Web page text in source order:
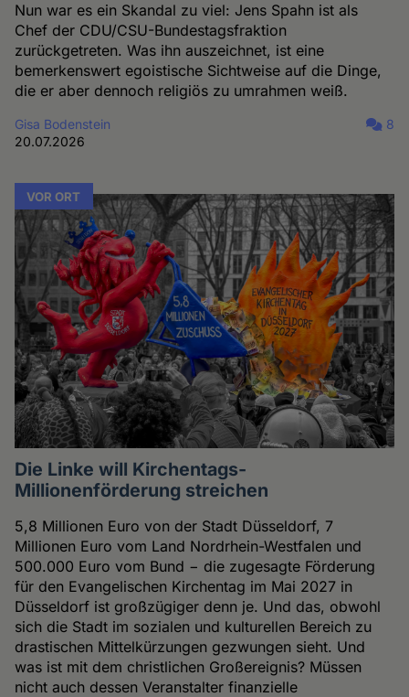
Nun war es ein Skandal zu viel: Jens Spahn ist als
Chef der CDU/CSU-Bundestagsfraktion
zurückgetreten. Was ihn auszeichnet, ist eine
bemerkenswert egoistische Sichtweise auf die Dinge,
die er aber dennoch religiös zu umrahmen weiß.
Gisa Bodenstein
20.07.2026
8
VOR ORT
Die Linke will Kirchentags-
Millionenförderung streichen
5,8 Millionen Euro von der Stadt Düsseldorf, 7
Millionen Euro vom Land Nordrhein-Westfalen und
500.000 Euro vom Bund − die zugesagte Förderung
für den Evangelischen Kirchentag im Mai 2027 in
Düsseldorf ist großzügiger denn je. Und das, obwohl
sich die Stadt im sozialen und kulturellen Bereich zu
drastischen Mittelkürzungen gezwungen sieht. Und
was ist mit dem christlichen Großereignis? Müssen
nicht auch dessen Veranstalter finanzielle